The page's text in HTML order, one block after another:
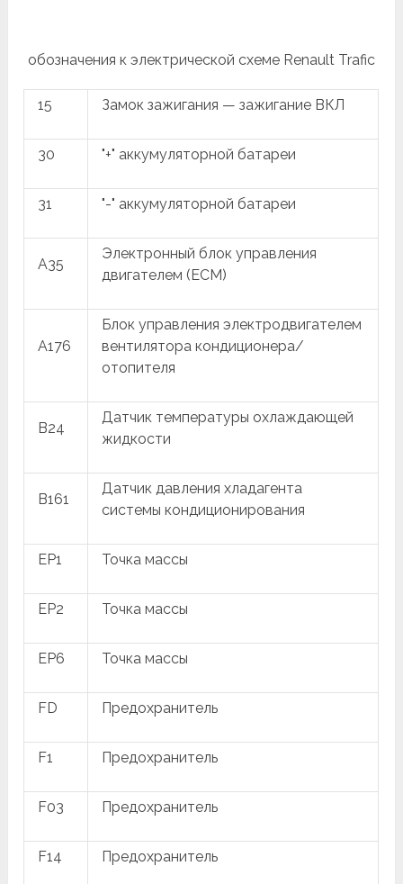
обозначения к электрической схеме Renault Trafic
15 Замок зажигания — зажигание ВКЛ
30 "+" аккумуляторной батареи
31 "-" аккумуляторной батареи
A35
Электронный блок управления
двигателем (ECM)
A176
Блок управления электродвигателем
вентилятора кондиционера/
отопителя
B24
Датчик температуры охлаждающей
жидкости
B161
Датчик давления хладагента
системы кондиционирования
EP1 Точка массы
EP2 Точка массы
EP6 Точка массы
FD Предохранитель
F1 Предохранитель
F03 Предохранитель
F14 Предохранитель